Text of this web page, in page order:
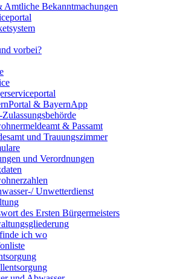
Amtliche Bekanntmachungen
vorbei?
& BayernApp
& Passamt
und Trauungszimmer
und Verordnungen
Unwetterdienst
des Ersten Bürgermeisters
ich wo